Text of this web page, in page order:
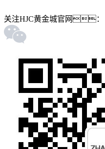
关注HJC黄金城官网：